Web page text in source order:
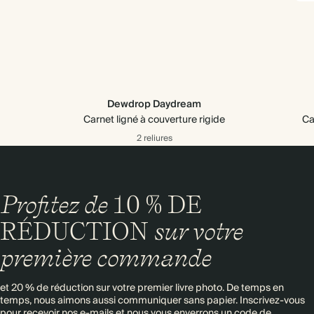
Dewdrop Daydream
Carnet ligné à couverture rigide
2 reliures
Profitez de 10 % DE
RÉDUCTION sur votre
première commande
et 20 % de réduction sur votre premier livre photo. De temps en
temps, nous aimons aussi communiquer sans papier. Inscrivez-vous